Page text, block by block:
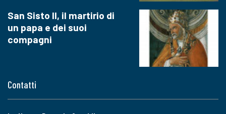
Contatti
San Sisto II, il martirio di
un papa e dei suoi
compagni